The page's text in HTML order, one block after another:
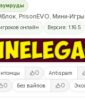
PrisonEVO, Мини-
онлайн Версия: 1.16.5
0 Antispam
0 Без вайпов 0